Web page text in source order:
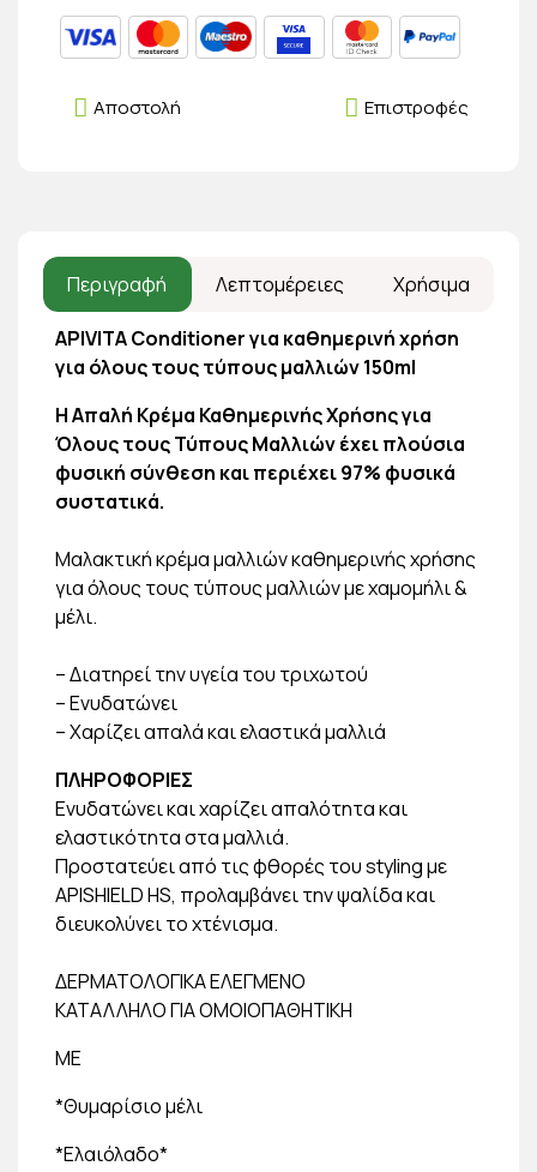
Επιστροφές
Αποστολή
Περιγραφή Λεπτομέρειες Χρήσιμα
APIVITA Conditioner για καθημερινή χρήση
για όλους τους τύπους μαλλιών 150ml
H Απαλή Κρέμα Καθημερινής Χρήσης για
Όλους τους Τύπους Μαλλιών έχει πλούσια
φυσική σύνθεση και περιέχει 97% φυσικά
συστατικά.
Μαλακτική κρέμα μαλλιών καθημερινής χρήσης
για όλους τους τύπους μαλλιών με χαμομήλι &
μέλι.
– Διατηρεί την υγεία του τριχωτού
– Ενυδατώνει
– Χαρίζει απαλά και ελαστικά μαλλιά
ΠΛΗΡΟΦΟΡΙΕΣ
Ενυδατώνει και χαρίζει απαλότητα και
ελαστικότητα στα μαλλιά.
Προστατεύει από τις φθορές του styling με
APISHIELD HS, προλαμβάνει την ψαλίδα και
διευκολύνει το χτένισμα.
ΔΕΡΜΑΤΟΛΟΓΙΚΑ ΕΛΕΓΜΕΝΟ
ΚΑΤΑΛΛΗΛΟ ΓΙΑ ΟΜΟΙΟΠΑΘΗΤΙΚΗ
ΜΕ
*Θυμαρίσιο μέλι
*Ελαιόλαδο*